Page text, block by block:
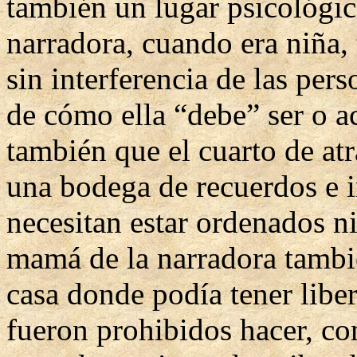
narradora, cuando era
sin interferencia de las
de cómo ella “debe” ser o
también que el cuarto de
una bodega de recuerdos e
necesitan estar ordenados
mamá de la narradora
casa donde podía tener
fueron prohibidos hacer,